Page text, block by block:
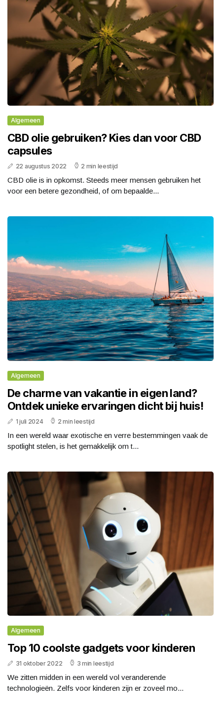
Algemeen
CBD olie gebruiken? Kies dan voor CBD
capsules
22 augustus 2022 2 min leestijd
CBD olie is in opkomst. Steeds meer mensen gebruiken het
voor een betere gezondheid, of om bepaalde...
Algemeen
De charme van vakantie in eigen land?
Ontdek unieke ervaringen dicht bij huis!
1 juli 2024 2 min leestijd
In een wereld waar exotische en verre bestemmingen vaak de
spotlight stelen, is het gemakkelijk om t...
Algemeen
Top 10 coolste gadgets voor kinderen
31 oktober 2022 3 min leestijd
We zitten midden in een wereld vol veranderende
technologieën. Zelfs voor kinderen zijn er zoveel mo...